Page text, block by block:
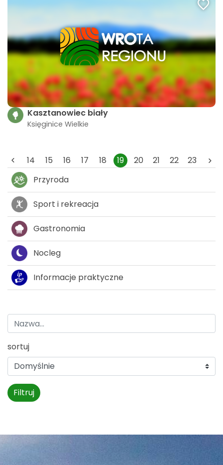
Kasztanowiec biały
Księginice Wielkie
14 15 16 17 18 19 20 21 22
23
Przyroda
Sport i rekreacja
Gastronomia
Nocleg
Informacje praktyczne
sortuj
Filtruj